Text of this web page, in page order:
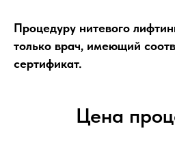
Процедуру нитевого
только врач, имеющий
сертификат.
Цена